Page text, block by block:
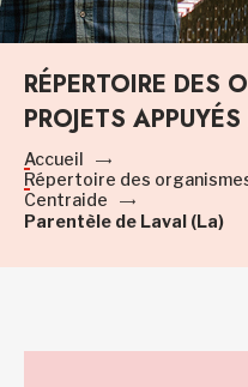
RÉPERTOIRE DES
PROJETS
Accueil
Répertoire des
Centraide
Parentèle de Laval (La)